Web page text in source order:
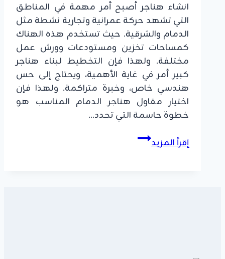
انشاء هناجر أصبح أمر مهمة في المناطق
التي تشهد حركة عمرانية وتجارية نشطة مثل
الدمام والشرقية. حيث تستخدم هذه الهناك
كمساحات تخزين ومستودعات وورش عمل
مختلفة. ولهذا فإن التخطيط لبناء هناجر
كبير أمر في غاية الأهمية، ويحتاج إلى حس
هندسي خاص، وخبرة متراكمة. ولهذا فإن
اختيار مقاول هناجر الدمام المناسب هو
خطوة حاسمة التي تحدد…
إقرأ المزيدمقاول
هناجر